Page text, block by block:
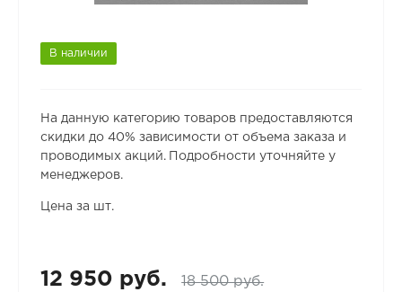
В наличии
На данную категорию товаров предоставляются
скидки до 40% зависимости от объема заказа и
проводимых акций. Подробности уточняйте у
менеджеров.
Цена за шт.
12 950 руб. 18 500 руб.